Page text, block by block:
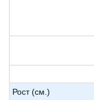
Рост (см.)